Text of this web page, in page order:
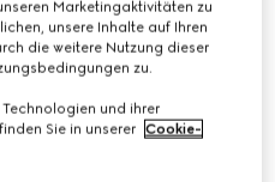
Marketingaktivitäten zu
unsere Inhalte auf Ihren
die weitere Nutzung dieser
zu.
und ihrer
Sie in unserer Cookie-